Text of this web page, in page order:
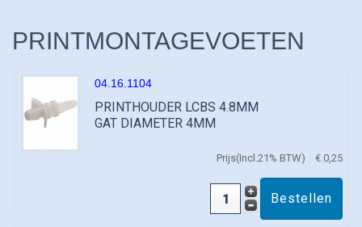
PRINTMONTAGEVOETEN
04.16.1104
PRINTHOUDER LCBS 4.8MM
GAT DIAMETER 4MM
Prijs(Incl.21% BTW) € 0,25